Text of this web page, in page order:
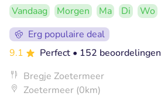
Vandaag Morgen Ma Di Wo
Erg populaire deal
9.1
Perfect • 152 beoordelingen
Bregje Zoetermeer
Zoetermeer (0km)